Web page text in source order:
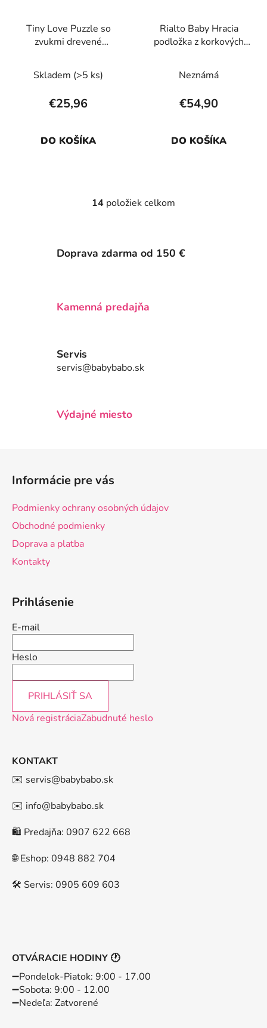
Tiny Love Puzzle so
zvukmi drevené
Skladem (>5 ks)
€25,96
DO KOŠÍKA
Rialto Baby Hracia
podložka z korkových
Neznámá
€54,90
DO KOŠÍKA
O
á
d
i
e
k
14 položiek celkom
Doprava zdarma od 150 €
Kamenná predajňa
Servis
servis@babybabo.sk
Výdajné miesto
Informácie pre vás
Podmienky ochrany osobných údajov
Obchodné podmienky
Doprava a platba
Kontakty
Prihlásenie
E-mail
Heslo
PRIHLÁSIŤ SA
Nová registráciaZabudnuté heslo
KONTAKT
✉️ servis@babybabo.sk
✉️ info@babybabo.sk
🛍️ Predajňa: 0907 622 668
🌐 Eshop: 0948 882 704
🛠️ Servis: 0905 609 603
OTVÁRACIE HODINY 🕐
➖️Pondelok-Piatok: 9:00 - 17.00
➖️Sobota: 9:00 - 12.00
➖️Nedeľa: Zatvorené